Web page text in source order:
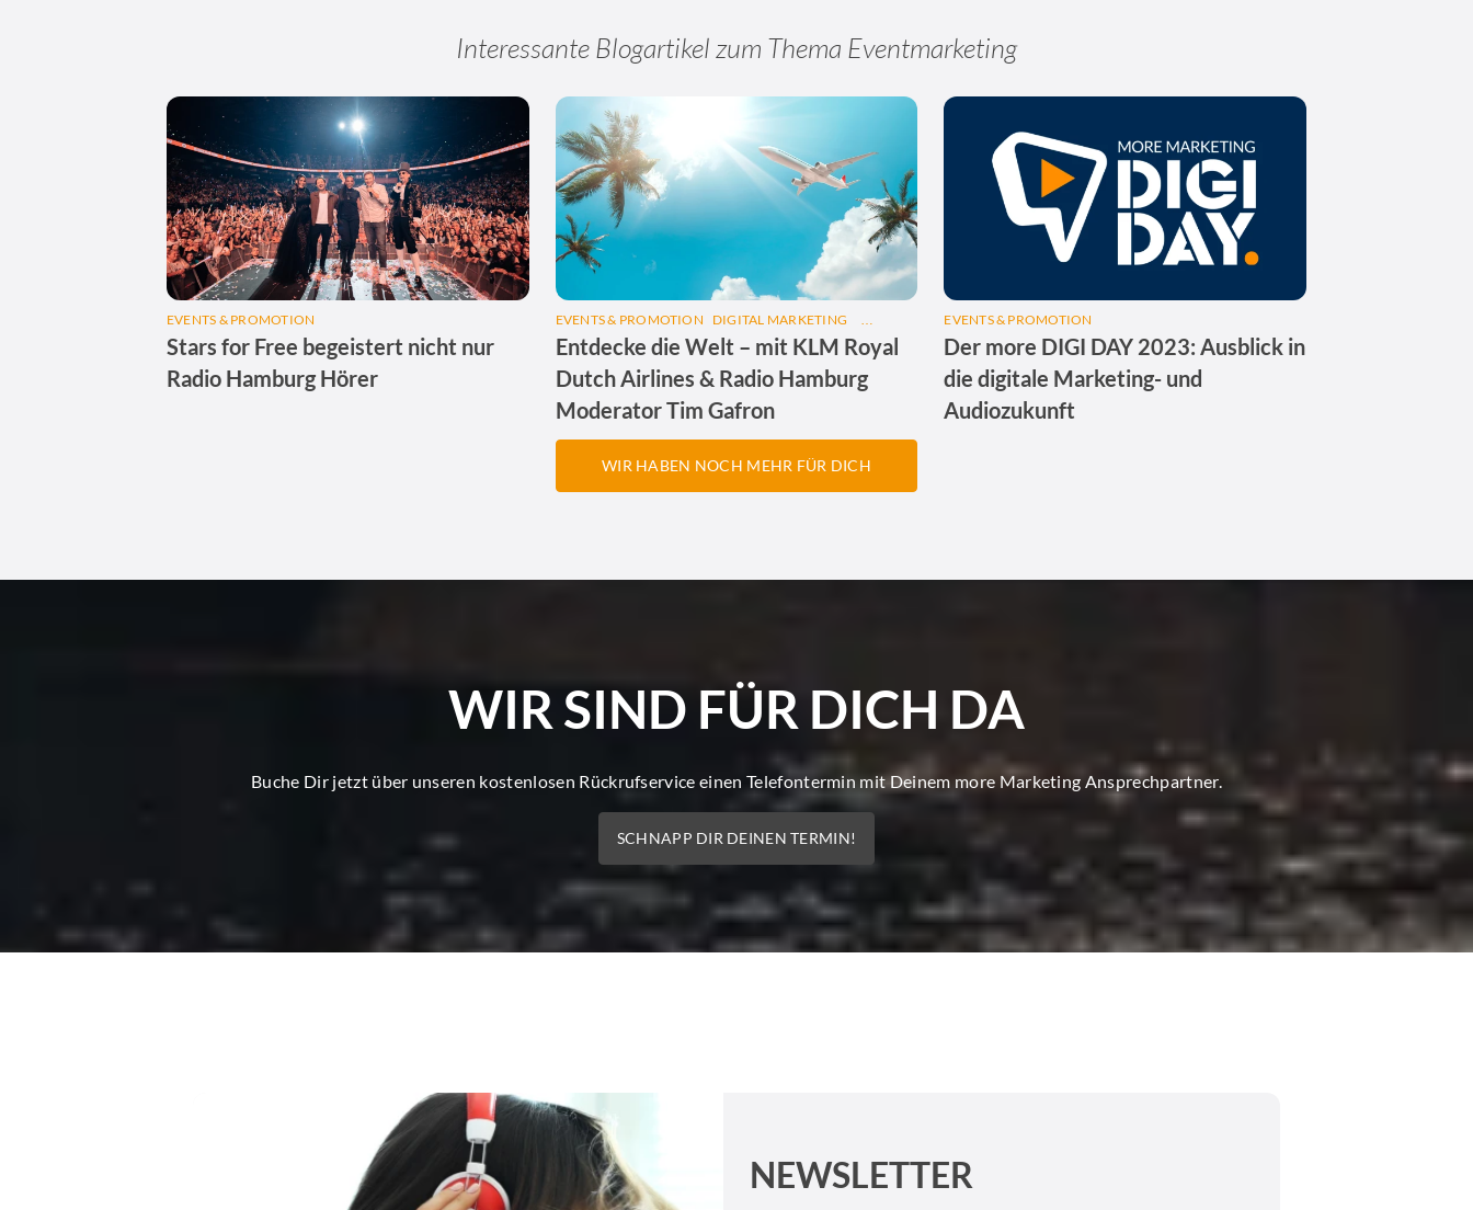
Interessante Blogartikel zum Thema Eventmarketing
EVENTS & PROMOTION
Stars for Free begeistert nicht nur
Radio Hamburg Hörer
EVENTS & PROMOTION DIGITAL MARKETING AUDIOWERBUNG
Entdecke die Welt – mit KLM Royal
Dutch Airlines & Radio Hamburg
Moderator Tim Gafron
EVENTS & PROMOTION
Der more DIGI DAY 2023: Ausblick in
die digitale Marketing- und
Audiozukunft
WIR HABEN NOCH MEHR FÜR DICH
WIR SIND FÜR DICH DA
Buche Dir jetzt über unseren kostenlosen Rückrufservice einen Telefontermin mit Deinem more Marketing Ansprechpartner.
SCHNAPP DIR DEINEN TERMIN!
NEWSLETTER